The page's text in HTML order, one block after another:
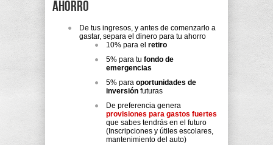
ahorro
De tus ingresos, y antes de comenzarlo a
gastar, separa el dinero para tu ahorro
10% para el retiro
5% para tu fondo de
emergencias
5% para oportunidades de
inversión futuras
De preferencia genera
provisiones para gastos fuertes
que sabes tendrás en el futuro
(Inscripciones y útiles escolares,
mantenimiento del auto)